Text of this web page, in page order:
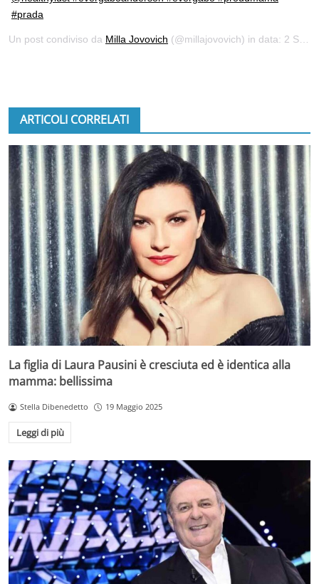
#prada
Un post condiviso da Milla Jovovich (@millajovovich) in data: 2 Set 2019 alle ore 12:24 PDT
ARTICOLI CORRELATI
La figlia di Laura Pausini è cresciuta ed è identica alla
mamma: bellissima
Stella Dibenedetto 19 Maggio 2025
Leggi di più